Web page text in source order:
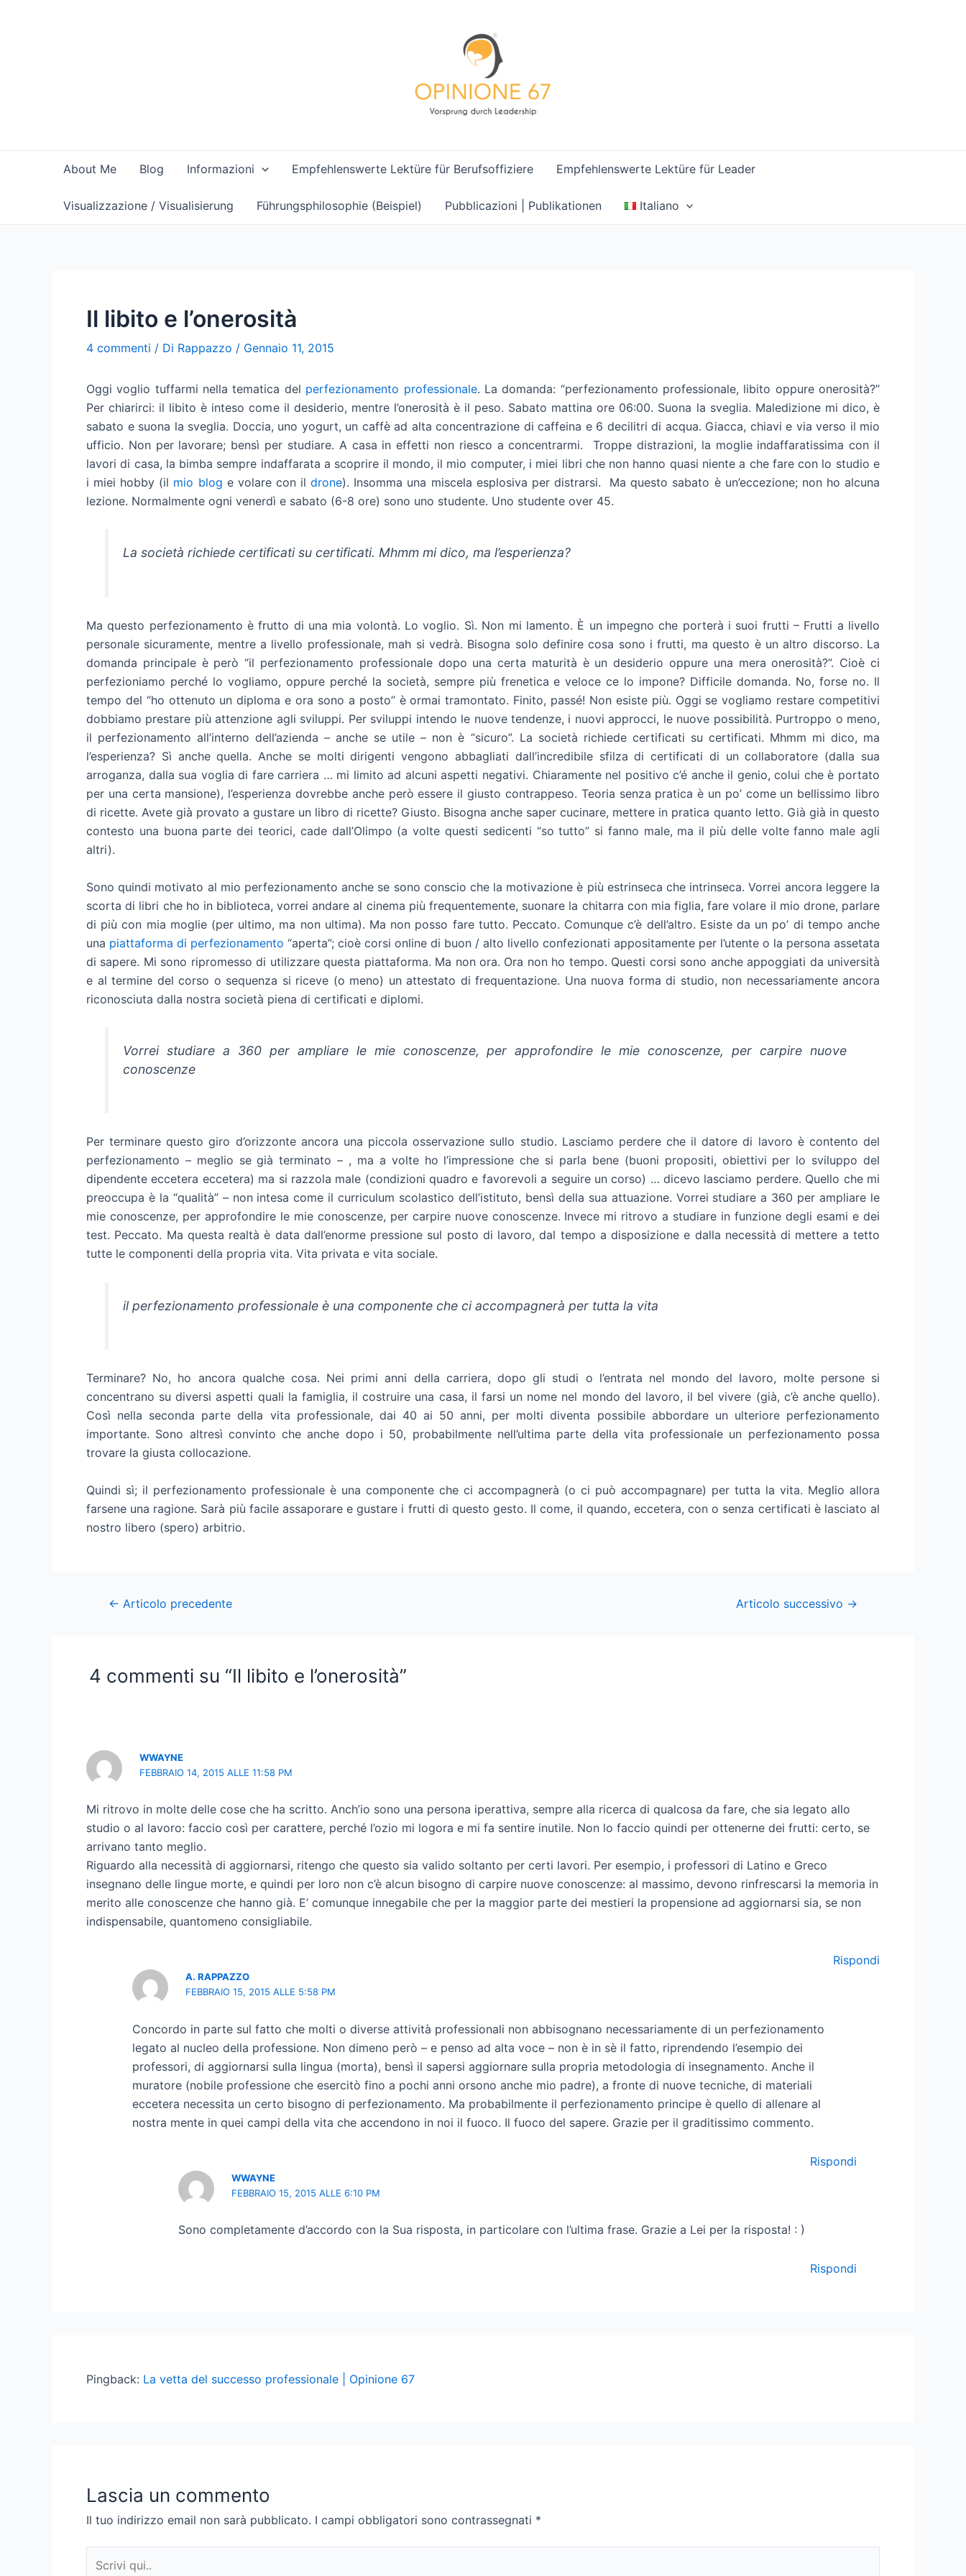
About Me Blog Informazioni Empfehlenswerte Lektüre für Berufsoffiziere Empfehlenswerte Lektüre für Leader
Visualizzazione / Visualisierung Führungsphilosophie (Beispiel) Pubblicazioni | Publikationen Italiano
Il libito e l’onerosità
4 commenti / Di Rappazzo / Gennaio 11, 2015
Oggi voglio tuffarmi nella tematica del perfezionamento professionale. La domanda: “perfezionamento professionale, libito oppure onerosità?”
Per chiarirci: il libito è inteso come il desiderio, mentre l’onerosità è il peso. Sabato mattina ore 06:00. Suona la sveglia. Maledizione mi dico, è
sabato e suona la sveglia. Doccia, uno yogurt, un caffè ad alta concentrazione di caffeina e 6 decilitri di acqua. Giacca, chiavi e via verso il mio
ufficio. Non per lavorare; bensì per studiare. A casa in effetti non riesco a concentrarmi. Troppe distrazioni, la moglie indaffaratissima con il
lavori di casa, la bimba sempre indaffarata a scoprire il mondo, il mio computer, i miei libri che non hanno quasi niente a che fare con lo studio e
i miei hobby (il mio blog e volare con ildrone). Insomma una miscela esplosiva per distrarsi. Ma questo sabato è un’eccezione; non ho alcuna
lezione. Normalmente ogni venerdì e sabato (6-8 ore) sono uno studente. Uno studente over 45.
La società richiede certificati su certificati. Mhmm mi dico, ma l’esperienza?
Ma questo perfezionamento è frutto di una mia volontà. Lo voglio. Sì. Non mi lamento. È un impegno che porterà i suoi frutti – Frutti a livello
personale sicuramente, mentre a livello professionale, mah si vedrà. Bisogna solo definire cosa sono i frutti, ma questo è un altro discorso. La
domanda principale è però “il perfezionamento professionale dopo una certa maturità è un desiderio oppure una mera onerosità?”. Cioè ci
perfezioniamo perché lo vogliamo, oppure perché la società, sempre più frenetica e veloce ce lo impone? Difficile domanda. No, forse no. Il
tempo del “ho ottenuto un diploma e ora sono a posto” è ormai tramontato. Finito, passé! Non esiste più. Oggi se vogliamo restare competitivi
dobbiamo prestare più attenzione agli sviluppi. Per sviluppi intendo le nuove tendenze, i nuovi approcci, le nuove possibilità. Purtroppo o meno,
il perfezionamento all’interno dell’azienda – anche se utile – non è “sicuro”. La società richiede certificati su certificati. Mhmm mi dico, ma
l’esperienza? Sì anche quella. Anche se molti dirigenti vengono abbagliati dall’incredibile sfilza di certificati di un collaboratore (dalla sua
arroganza, dalla sua voglia di fare carriera … mi limito ad alcuni aspetti negativi. Chiaramente nel positivo c’é anche il genio, colui che è portato
per una certa mansione), l’esperienza dovrebbe anche però essere il giusto contrappeso. Teoria senza pratica è un po’ come un bellissimo libro
di ricette. Avete già provato a gustare un libro di ricette? Giusto. Bisogna anche saper cucinare, mettere in pratica quanto letto. Già già in questo
contesto una buona parte dei teorici, cade dall’Olimpo (a volte questi sedicenti “so tutto” si fanno male, ma il più delle volte fanno male agli
altri).
Sono quindi motivato al mio perfezionamento anche se sono conscio che la motivazione è più estrinseca che intrinseca. Vorrei ancora leggere la
scorta di libri che ho in biblioteca, vorrei andare al cinema più frequentemente, suonare la chitarra con mia figlia, fare volare il mio drone, parlare
di più con mia moglie (per ultimo, ma non ultima). Ma non posso fare tutto. Peccato. Comunque c’è dell’altro. Esiste da un po’ di tempo anche
una piattaforma di perfezionamento “aperta”; cioè corsi online di buon / alto livello confezionati appositamente per l’utente o la persona assetata
di sapere. Mi sono ripromesso di utilizzare questa piattaforma. Ma non ora. Ora non ho tempo. Questi corsi sono anche appoggiati da università
e al termine del corso o sequenza si riceve (o meno) un attestato di frequentazione. Una nuova forma di studio, non necessariamente ancora
riconosciuta dalla nostra società piena di certificati e diplomi.
Vorrei studiare a 360 per ampliare le mie conoscenze, per approfondire le mie conoscenze, per carpire nuove
conoscenze
Per terminare questo giro d’orizzonte ancora una piccola osservazione sullo studio. Lasciamo perdere che il datore di lavoro è contento del
perfezionamento – meglio se già terminato – , ma a volte ho l’impressione che si parla bene (buoni propositi, obiettivi per lo sviluppo del
dipendente eccetera eccetera) ma si razzola male (condizioni quadro e favorevoli a seguire un corso) … dicevo lasciamo perdere. Quello che mi
preoccupa è la “qualità” – non intesa come il curriculum scolastico dell’istituto, bensì della sua attuazione. Vorrei studiare a 360 per ampliare le
mie conoscenze, per approfondire le mie conoscenze, per carpire nuove conoscenze. Invece mi ritrovo a studiare in funzione degli esami e dei
test. Peccato. Ma questa realtà è data dall’enorme pressione sul posto di lavoro, dal tempo a disposizione e dalla necessità di mettere a tetto
tutte le componenti della propria vita. Vita privata e vita sociale.
il perfezionamento professionale è una componente che ci accompagnerà per tutta la vita
Terminare? No, ho ancora qualche cosa. Nei primi anni della carriera, dopo gli studi o l’entrata nel mondo del lavoro, molte persone si
concentrano su diversi aspetti quali la famiglia, il costruire una casa, il farsi un nome nel mondo del lavoro, il bel vivere (già, c’è anche quello).
Così nella seconda parte della vita professionale, dai 40 ai 50 anni, per molti diventa possibile abbordare un ulteriore perfezionamento
importante. Sono altresì convinto che anche dopo i 50, probabilmente nell’ultima parte della vita professionale un perfezionamento possa
trovare la giusta collocazione.
Quindi sì; il perfezionamento professionale è una componente che ci accompagnerà (o ci può accompagnare) per tutta la vita. Meglio allora
farsene una ragione. Sarà più facile assaporare e gustare i frutti di questo gesto. Il come, il quando, eccetera, con o senza certificati è lasciato al
nostro libero (spero) arbitrio.
Post← Articolo precedente Articolo successivo →
4 commenti su “Il libito e l’onerosità”
WWAYNE
FEBBRAIO 14, 2015 ALLE 11:58 PM
Mi ritrovo in molte delle cose che ha scritto. Anch’io sono una persona iperattiva, sempre alla ricerca di qualcosa da fare, che sia legato allo
studio o al lavoro: faccio così per carattere, perché l’ozio mi logora e mi fa sentire inutile. Non lo faccio quindi per ottenerne dei frutti: certo, se
arrivano tanto meglio.
Riguardo alla necessità di aggiornarsi, ritengo che questo sia valido soltanto per certi lavori. Per esempio, i professori di Latino e Greco
insegnano delle lingue morte, e quindi per loro non c’è alcun bisogno di carpire nuove conoscenze: al massimo, devono rinfrescarsi la memoria in
merito alle conoscenze che hanno già. E’ comunque innegabile che per la maggior parte dei mestieri la propensione ad aggiornarsi sia, se non
indispensabile, quantomeno consigliabile.
Rispondi
A. RAPPAZZO
FEBBRAIO 15, 2015 ALLE 5:58 PM
Concordo in parte sul fatto che molti o diverse attività professionali non abbisognano necessariamente di un perfezionamento
legato al nucleo della professione. Non dimeno però – e penso ad alta voce – non è in sè il fatto, riprendendo l’esempio dei
professori, di aggiornarsi sulla lingua (morta), bensì il sapersi aggiornare sulla propria metodologia di insegnamento. Anche il
muratore (nobile professione che esercitò fino a pochi anni orsono anche mio padre), a fronte di nuove tecniche, di materiali
eccetera necessita un certo bisogno di perfezionamento. Ma probabilmente il perfezionamento principe è quello di allenare al
nostra mente in quei campi della vita che accendono in noi il fuoco. Il fuoco del sapere. Grazie per il graditissimo commento.
Rispondi
WWAYNE
FEBBRAIO 15, 2015 ALLE 6:10 PM
Sono completamente d’accordo con la Sua risposta, in particolare con l’ultima frase. Grazie a Lei per la risposta! : )
Rispondi
Pingback: La vetta del successo professionale | Opinione 67
Lascia un commento
Il tuo indirizzo email non sarà pubblicato. I campi obbligatori sono contrassegnati *